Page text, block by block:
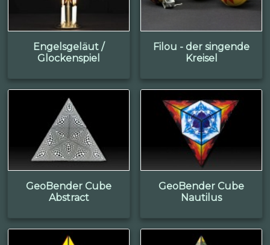
Engelsgeläut /
Glockenspiel
Filou - der singende
Kreisel
GeoBender Cube
Abstract
GeoBender Cube
Nautilus